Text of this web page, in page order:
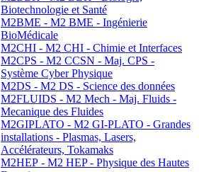
Biotechnologie et Santé
M2BME - M2 BME - Ingénierie
BioMédicale
M2CHI - M2 CHI - Chimie et Interfaces
M2CPS - M2 CCSN - Maj. CPS -
Système Cyber Physique
M2DS - M2 DS - Science des données
M2FLUIDS - M2 Mech - Maj. Fluids -
Mecanique des Fluides
M2GIPLATO - M2 GI-PLATO - Grandes
installations - Plasmas, Lasers,
Accélérateurs, Tokamaks
M2HEP - M2 HEP - Physique des Hautes